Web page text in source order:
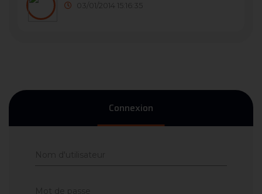
03/01/2014 15:16:35
Connexion